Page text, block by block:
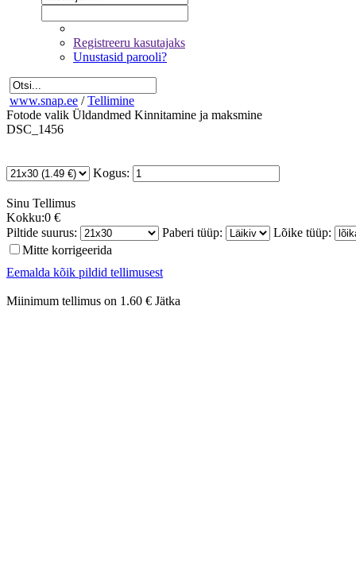
Registreeru kasutajaks
Unustasid parooli?
www.snap.ee / Tellimine
Fotode valik Üldandmed Kinnitamine ja maksmine
DSC_1456
Kogus:
Sinu Tellimus
Kokku:0 €
Piltide suurus:
Paberi tüüp:
Lõike tüüp:
Mitte korrigeerida
Eemalda kõik pildid tellimusest
Miinimum tellimus on 1.60 € Jätka